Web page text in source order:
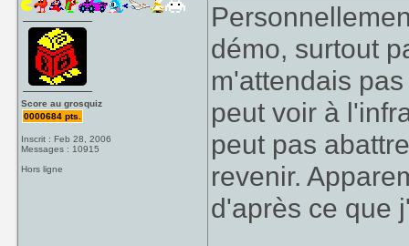
Score au grosquiz
0000684 pts.
Inscrit : Feb 28, 2006
Messages : 10915
Hors ligne
démo, surtout
m'attendais
peut voir à
peut pas
revenir.
d'après ce que